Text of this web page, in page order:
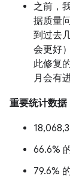
之前，
据质量
到过去
会更好
此修复
月会有
重要统计数据
66.6%
79.6%